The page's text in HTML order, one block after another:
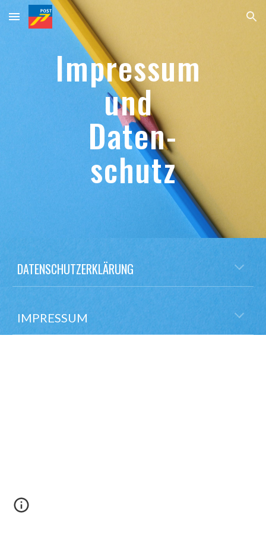
Skip to main content Skip to navigation
Impressum
und
Daten-
schutz
DATENSCHUTZERKLÄRUNG
IMPRESSUM